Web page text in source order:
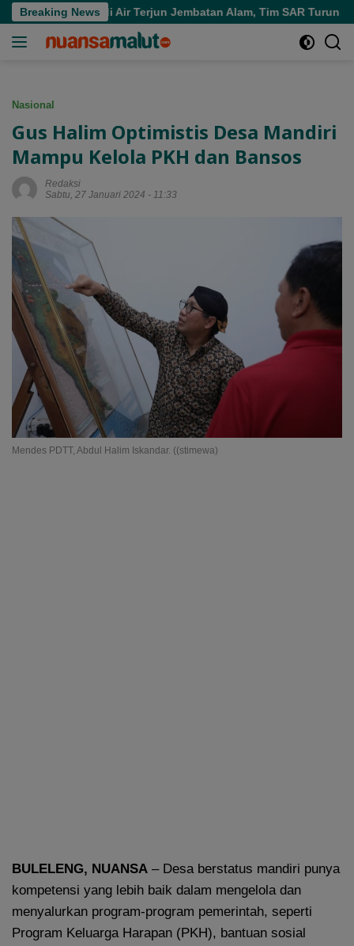
Langsung
ke
Breaking Newsdi Air Terjun Jembatan Alam, Tim SAR Turun Tangan
Nasional
Gus Halim Optimistis Desa Mandiri
Mampu Kelola PKH dan Bansos
Redaksi
Sabtu, 27 Januari 2024 - 11:33
Mendes PDTT, Abdul Halim Iskandar. ((stimewa)
BULELENG, NUANSA – Desa berstatus mandiri punya
kompetensi yang lebih baik dalam mengelola dan
menyalurkan program-program pemerintah, seperti
Program Keluarga Harapan (PKH), bantuan sosial